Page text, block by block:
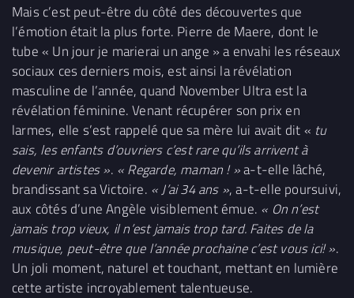
Mais c’est peut-être du côté des découvertes que
l’émotion était la plus forte. Pierre de Maere, dont le
tube « Un jour je marierai un ange » a envahi les réseaux
sociaux ces derniers mois, est ainsi la révélation
masculine de l’année, quand November Ultra est la
révélation féminine. Venant récupérer son prix en
larmes, elle s’est rappelé que sa mère lui avait dit « tu
sais, les enfants d’ouvriers c’est rare qu’ils arrivent à
devenir artistes ». « Regarde, maman ! »a-t-elle lâché,
brandissant sa Victoire. « J’ai 34 ans », a-t-elle poursuivi,
aux côtés d’une Angèle visiblement émue. « On n’est
jamais trop vieux, il n’est jamais trop tard. Faites de la
musique, peut-être que l’année prochaine c’est vous ici! ».
Un joli moment, naturel et touchant, mettant en lumière
cette artiste incroyablement talentueuse.